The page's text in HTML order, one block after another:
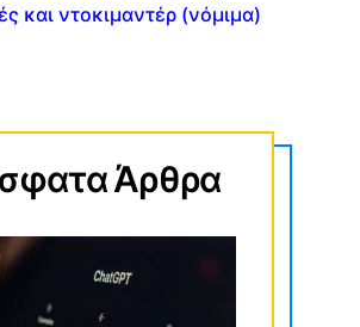
και ντοκιμαντέρ (νόμιμα)
Άρθρα